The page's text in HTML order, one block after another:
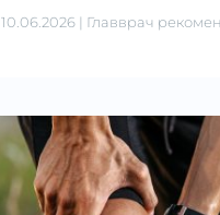
10.06.2026 | Главврач